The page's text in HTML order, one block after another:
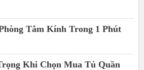
Tắm Kính Trong 1 Phút
Khi Chọn Mua Tủ Quần